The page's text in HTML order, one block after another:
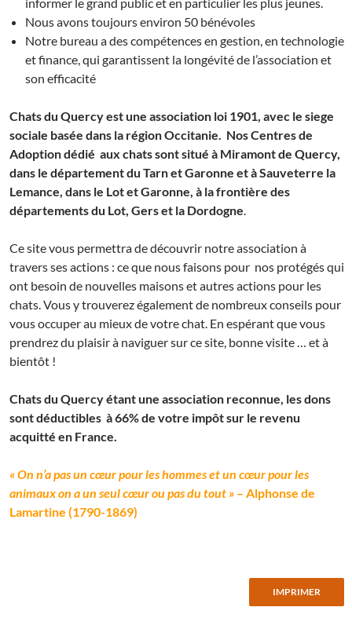
Nous avons toujours environ 50 bénévoles
Notre bureau a des compétences en gestion, en technologie
et finance, qui garantissent la longévité de l’association et
son efficacité
Chats du Quercy est une association loi 1901, avec le siege
sociale basée dans la région Occitanie. Nos Centres de
Adoption dédié aux chats sont situé à Miramont de Quercy,
dans le département du Tarn et Garonne et à Sauveterre la
Lemance, dans le Lot et Garonne, à la frontière des
départements du Lot, Gers et la Dordogne.
Ce site vous permettra de découvrir notre association à
travers ses actions : ce que nous faisons pour nos protégés qui
ont besoin de nouvelles maisons et autres actions pour les
chats. Vous y trouverez également de nombreux conseils pour
vous occuper au mieux de votre chat. En espérant que vous
prendrez du plaisir à naviguer sur ce site, bonne visite … et à
bientôt !
Chats du Quercy étant une association reconnue, les dons
sont déductibles à 66% de votre impôt sur le revenu
acquitté en France.
« On n’a pas un cœur pour les hommes et un cœur pour les
animaux on a un seul cœur ou pas du tout » – Alphonse de
Lamartine (1790-1869)